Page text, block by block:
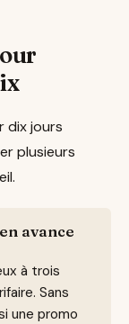
dix jours
plusieurs
avance
à trois
Sans
une promo